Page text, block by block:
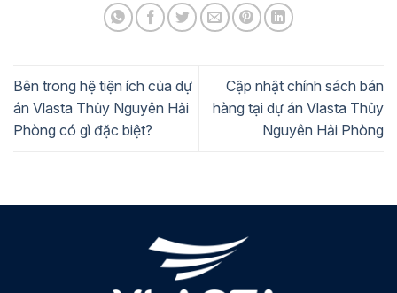
Bên trong hệ tiện ích của dự
án Vlasta Thủy Nguyên Hải
Phòng có gì đặc biệt?
Cập nhật chính sách bán
hàng tại dự án Vlasta Thủy
Nguyên Hải Phòng